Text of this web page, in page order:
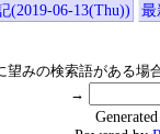
(2019-06-13(Thu)) 最
望みの検索語がある場
→